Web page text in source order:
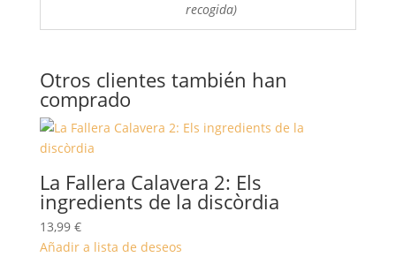
recogida)
Otros clientes también han
comprado
La Fallera Calavera 2: Els
ingredients de la discòrdia
13,99 €
Añadir a lista de deseos